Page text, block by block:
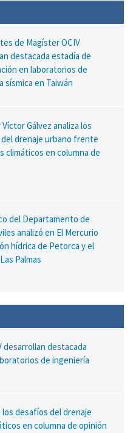
de Magíster OCIV
destacada estadía de
en laboratorios de
sísmica en Taiwán
Gálvez analiza los
drenaje urbano frente
climáticos en columna de
del Departamento de
analizó en El Mercurio
hídrica de Petorca y el
Palmas
desarrollan destacada
de ingeniería
desafíos del drenaje
en columna de opinión